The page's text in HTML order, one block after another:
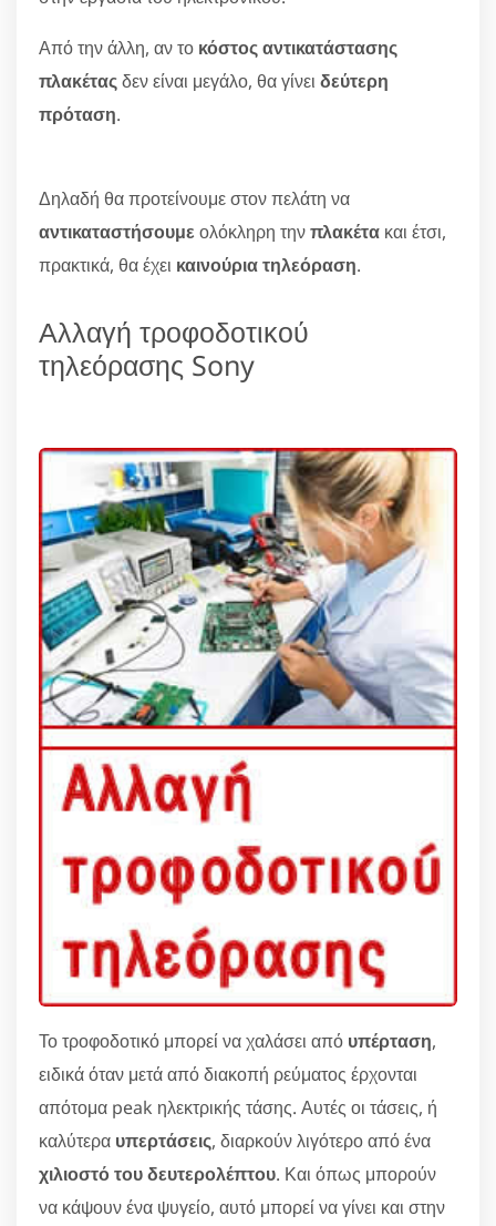
Από την άλλη, αν το κόστος αντικατάστασης
πλακέταςδεν είναι μεγάλο, θα γίνει δεύτερη
πρόταση.
Δηλαδή θα προτείνουμε στον πελάτη να
αντικαταστήσουμε ολόκληρη τηνπλακέτα και έτσι,
πρακτικά, θα έχει καινούρια τηλεόραση.
Αλλαγή τροφοδοτικού
τηλεόρασης Sony
Το τροφοδοτικό μπορεί να χαλάσει από υπέρταση,
ειδικά όταν μετά από διακοπή ρεύματος έρχονται
απότομα peak ηλεκτρικής τάσης. Αυτές οι τάσεις, ή
καλύτερα υπερτάσεις, διαρκούν λιγότερο από ένα
χιλιοστό του δευτερολέπτου. Και όπως μπορούν
να κάψουν ένα ψυγείο, αυτό μπορεί να γίνει και στην